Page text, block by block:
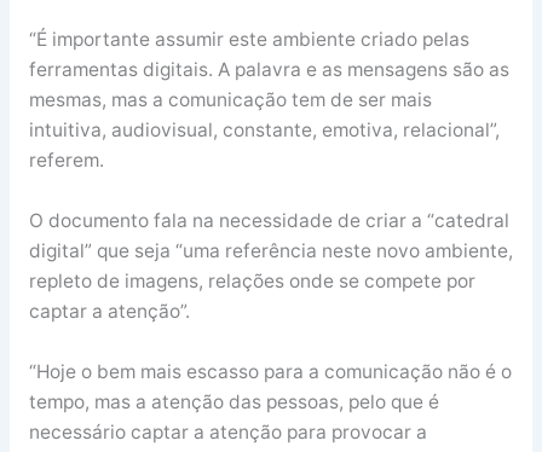
“É importante assumir este ambiente criado pelas
ferramentas digitais. A palavra e as mensagens são as
mesmas, mas a comunicação tem de ser mais
intuitiva, audiovisual, constante, emotiva, relacional”,
referem.
O documento fala na necessidade de criar a “catedral
digital” que seja “uma referência neste novo ambiente,
repleto de imagens, relações onde se compete por
captar a atenção”.
“Hoje o bem mais escasso para a comunicação não é o
tempo, mas a atenção das pessoas, pelo que é
necessário captar a atenção para provocar a